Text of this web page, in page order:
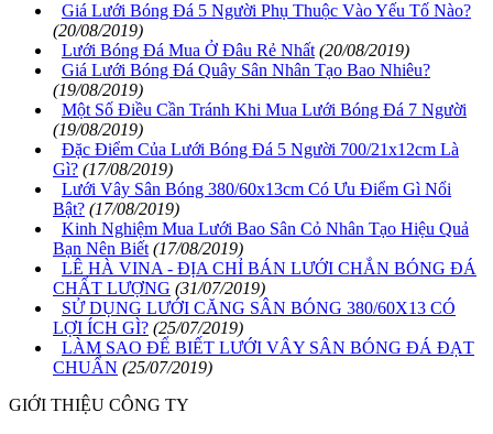
Giá Lưới Bóng Đá 5 Người Phụ Thuộc Vào Yếu Tố Nào?
(20/08/2019)
Lưới Bóng Đá Mua Ở Đâu Rẻ Nhất (20/08/2019)
Giá Lưới Bóng Đá Quây Sân Nhân Tạo Bao Nhiêu?
(19/08/2019)
Một Số Điều Cần Tránh Khi Mua Lưới Bóng Đá 7 Người
(19/08/2019)
Đặc Điểm Của Lưới Bóng Đá 5 Người 700/21x12cm Là
Gì? (17/08/2019)
Lưới Vây Sân Bóng 380/60x13cm Có Ưu Điểm Gì Nổi
Bật? (17/08/2019)
Kinh Nghiệm Mua Lưới Bao Sân Cỏ Nhân Tạo Hiệu Quả
Bạn Nên Biết (17/08/2019)
LÊ HÀ VINA - ĐỊA CHỈ BÁN LƯỚI CHẮN BÓNG ĐÁ
CHẤT LƯỢNG (31/07/2019)
SỬ DỤNG LƯỚI CĂNG SÂN BÓNG 380/60X13 CÓ
LỢI ÍCH GÌ? (25/07/2019)
LÀM SAO ĐỂ BIẾT LƯỚI VÂY SÂN BÓNG ĐÁ ĐẠT
CHUẨN (25/07/2019)
GIỚI THIỆU CÔNG TY